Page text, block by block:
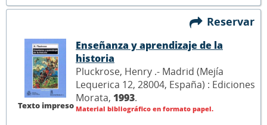
Reservar
Texto impreso
Enseñanza y aprendizaje de la
historia
Pluckrose, Henry .- Madrid (Mejía
Lequerica 12, 28004, España) : Ediciones
Morata, 1993.
Material bibliográfico en formato papel.